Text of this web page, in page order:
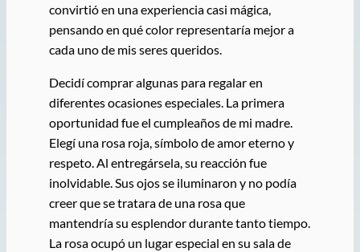
convirtió en una experiencia casi mágica,
pensando en qué color representaría mejor a
cada uno de mis seres queridos.
Decidí comprar algunas para regalar en
diferentes ocasiones especiales. La primera
oportunidad fue el cumpleaños de mi madre.
Elegí una rosa roja, símbolo de amor eterno y
respeto. Al entregársela, su reacción fue
inolvidable. Sus ojos se iluminaron y no podía
creer que se tratara de una rosa que
mantendría su esplendor durante tanto tiempo.
La rosa ocupó un lugar especial en su sala de